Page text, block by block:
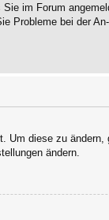
im Forum
Probleme bei der
diese zu
ändern.